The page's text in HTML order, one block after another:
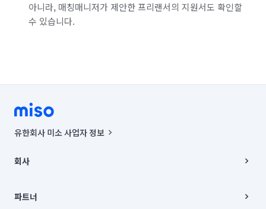
아니라, 매칭매니저가 제안한 프리랜서의 지원서도 확인할
수 있습니다.
유한회사 미소 사업자 정보
00019 |
주소 | 본사: 서울특별시 종로구 율곡로 6(중학동, 트윈트리빌딩) B동 5층
컨택센터 : 서울특별시 종로구 수송동 율곡로 24, 7층, 8층 미소
회사
채용
파트너